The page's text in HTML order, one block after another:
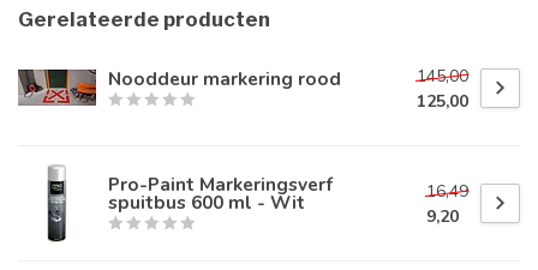
Gerelateerde producten
Nooddeur markering rood
145,00
125,00
Pro-Paint Markeringsverf
spuitbus 600 ml - Wit
16,49
9,20